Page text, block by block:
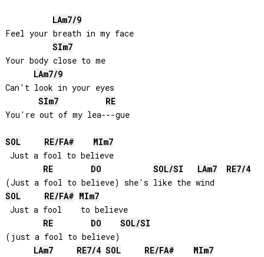
LAm7/9
Feel your breath in my face
SIm7
Your body close to me
LAm7/9
Can't look in your eyes
SIm7
RE
You're out of my lea---gue
SOL RE/FA# MIm7
Just a fool to believe
RE
DO SOL/SI LAm7 RE7/4
SOL
RE/FA# MIm7
Just a fool    to believe
RE
DO SOL/SI
(just a fool to believe)
LAm7 RE7/4 SOL RE/FA# MIm7